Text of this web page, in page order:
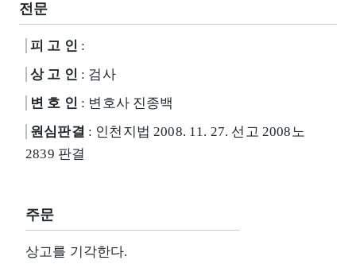
전문
피 고 인 :
상 고 인 : 검사
변 호 인 : 변호사 진종백
원심판결 : 인천지법 2008. 11. 27. 선고 2008노
2839 판결
주문
상고를 기각한다.